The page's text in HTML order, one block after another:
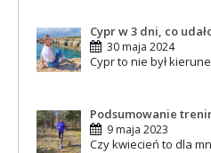
Cypr w 3 dni, co
30 maja 2024
Cypr to nie był
Podsumowanie
9 maja 2023
Czy kwiecień to dla